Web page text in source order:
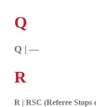
Q
Q | —
R
R | RSC (Referee Stops